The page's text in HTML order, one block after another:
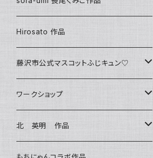
クリアファイル
マグカップ
スマホケース
キーホルダー
バッグ
Hirosato 作品
藤沢市公式マスコットふじキュン♡
クリアファイル
ボールペン
キーホルダー
ワークショップ
海レジンアートボード
レジンチャーム
北 英明 作品
ポストカード